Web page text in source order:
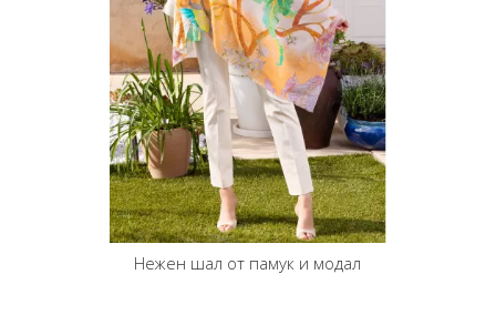
Нежен шал от памук и модал